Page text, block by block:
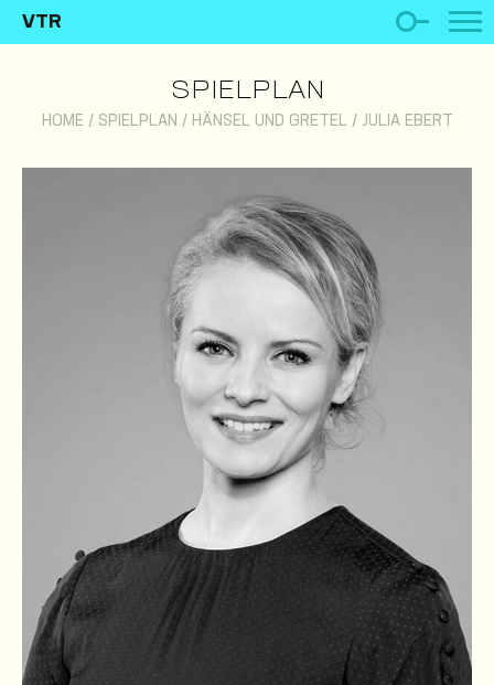
VTR
SPIELPLAN
HOME / SPIELPLAN / HÄNSEL UND GRETEL / JULIA EBERT